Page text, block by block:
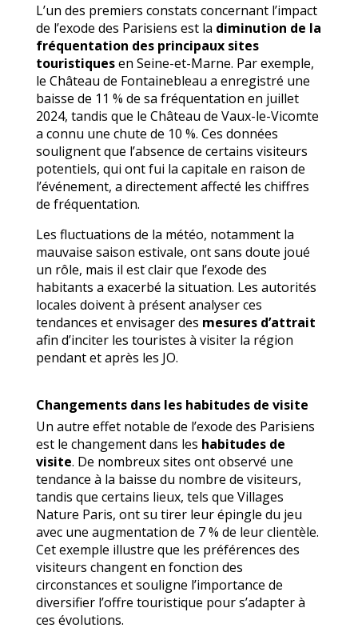
L’un des premiers constats concernant l’impact
de l’exode des Parisiens est la diminution de la
fréquentation des principaux sites
touristiquesen Seine-et-Marne. Par exemple,
le Château de Fontainebleau a enregistré une
baisse de 11 % de sa fréquentation en juillet
2024, tandis que le Château de Vaux-le-Vicomte
a connu une chute de 10 %. Ces données
soulignent que l’absence de certains visiteurs
potentiels, qui ont fui la capitale en raison de
l’événement, a directement affecté les chiffres
de fréquentation.
Les fluctuations de la météo, notamment la
mauvaise saison estivale, ont sans doute joué
un rôle, mais il est clair que l’exode des
habitants a exacerbé la situation. Les autorités
locales doivent à présent analyser ces
tendances et envisager des mesures d’attrait
afin d’inciter les touristes à visiter la région
pendant et après les JO.
Changements dans les habitudes de visite
Un autre effet notable de l’exode des Parisiens
est le changement dans les habitudes de
visite. De nombreux sites ont observé une
tendance à la baisse du nombre de visiteurs,
tandis que certains lieux, tels que Villages
Nature Paris, ont su tirer leur épingle du jeu
avec une augmentation de 7 % de leur clientèle.
Cet exemple illustre que les préférences des
visiteurs changent en fonction des
circonstances et souligne l’importance de
diversifier l’offre touristique pour s’adapter à
ces évolutions.